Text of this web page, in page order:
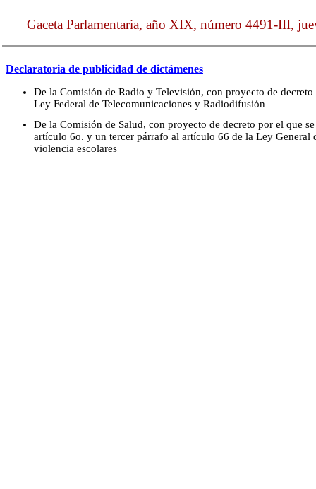
Gaceta Parlamentaria, año XIX, número 4491-III,
Declaratoria de publicidad de dictámenes
De la Comisión de Radio y Televisión, con proyecto de
Ley Federal de Telecomunicaciones y Radiodifusión
De la Comisión de Salud, con proyecto de decreto por el que
artículo 6o. y un tercer párrafo al artículo 66 de la Ley General
violencia escolares